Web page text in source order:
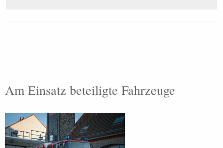
Am Einsatz beteiligte Fahrzeuge